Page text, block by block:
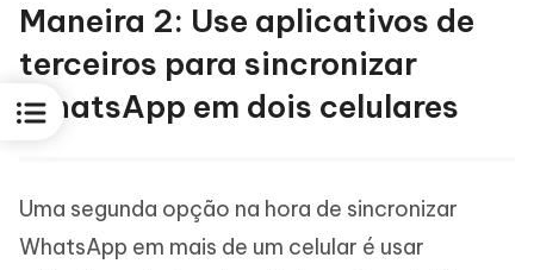
Maneira 2: Use aplicativos de
terceiros para sincronizar
WhatsApp em dois celulares
Uma segunda opção na hora de sincronizar
WhatsApp em mais de um celular é usar